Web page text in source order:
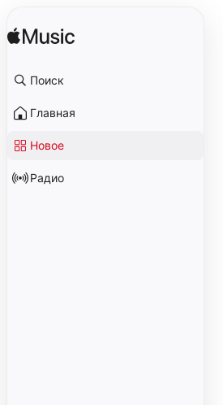
Поиск
Главная
Новое
Радио